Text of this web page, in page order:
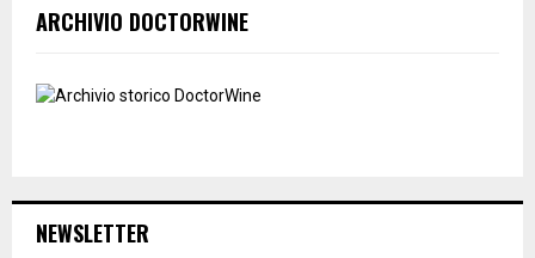
ARCHIVIO DOCTORWINE
NEWSLETTER